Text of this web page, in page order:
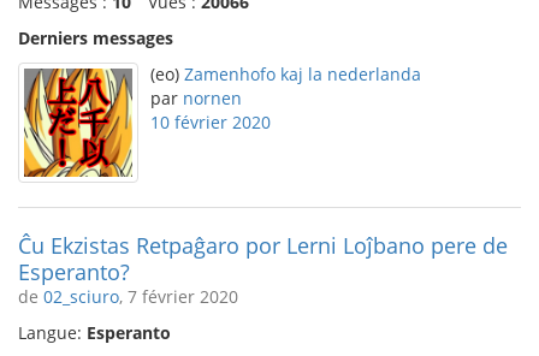
Derniers messages
(eo) Zamenhofo kaj la nederlanda
par nornen
10 février 2020
Ĉu Ekzistas Retpaĝaro por Lerni Loĵbano pere de
Esperanto?
de 02_sciuro, 7 février 2020
Langue: Esperanto